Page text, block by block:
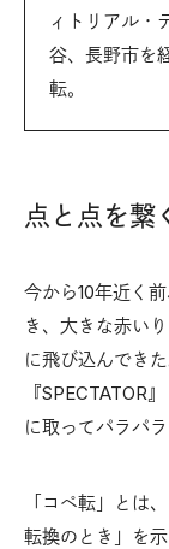
ィトリアル・
谷、長野市を
転。
点と点を繋
今から10年近く
き、大きな赤い
に飛び込んでき
『SPECTATOR
に取ってパラパ
「コペ転」とは
転換のとき」を